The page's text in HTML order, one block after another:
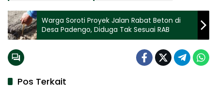
Warga Soroti Proyek Jalan Rabat Beton di
Desa Padengo, Diduga Tak Sesuai RAB
Pos Terkait